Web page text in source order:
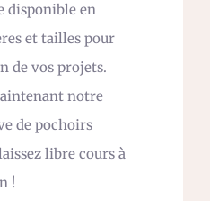
disponible en
et tailles pour
de vos projets.
notre
de pochoirs
libre cours à
!